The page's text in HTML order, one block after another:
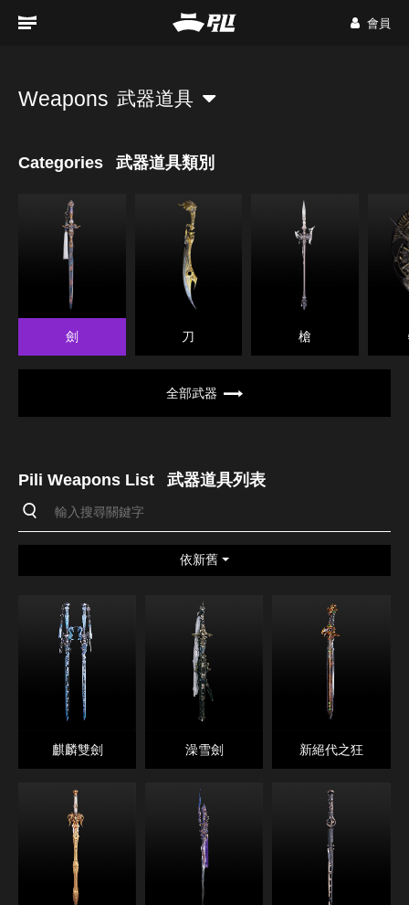
會員
Weapons 武器道具
Categories 武器道具類別
劍 刀 槍
全部武器
Pili Weapons List 武器道具列表
依新舊
麒麟雙劍 澡雪劍 新絕代之狂